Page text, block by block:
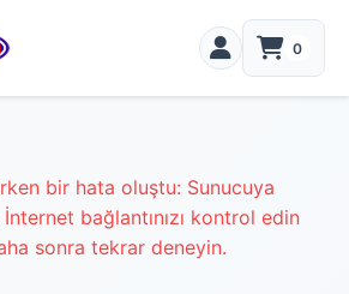
0
bir hata oluştu: Sunucuya
İnternet bağlantınızı kontrol edin
sonra tekrar deneyin.